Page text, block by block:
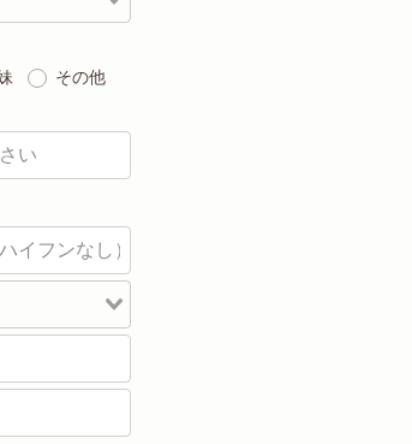
その他